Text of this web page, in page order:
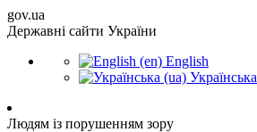
gov.ua
Державні сайти України
English
Українська
Людям із порушенням зору